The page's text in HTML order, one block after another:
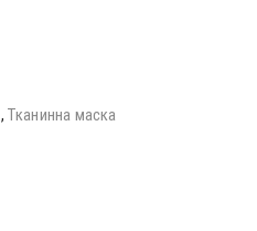
, Тканинна маска